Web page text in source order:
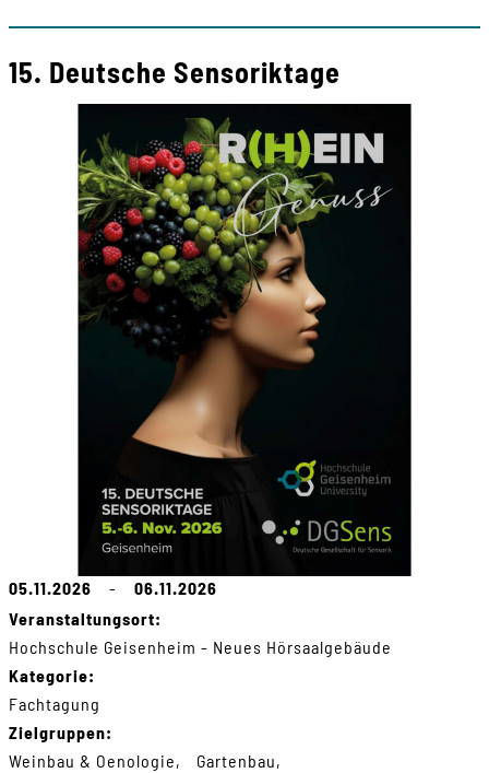
15. Deutsche Sensoriktage
05.11.2026 -
06.11.2026
Veranstaltungsort:
Hochschule Geisenheim - Neues Hörsaalgebäude
Kategorie:
Fachtagung
Zielgruppen:
Weinbau & Oenologie
Gartenbau